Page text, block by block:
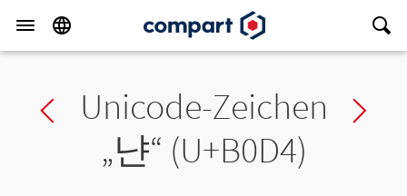
Previous char
Unicode-Zeichen
„냔“ (U+B0D4)